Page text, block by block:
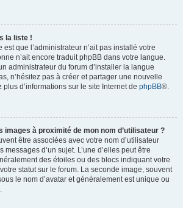
la liste !
que l’administrateur n’ait pas installé votre
n’ait encore traduit phpBB dans votre langue.
administrateur du forum d’installer la langue
n’hésitez pas à créer et partager une nouvelle
d’informations sur le site Internet de phpBB®.
images à proximité de mon nom d’utilisateur ?
être associées avec votre nom d’utilisateur
messages d’un sujet. L’une d’elles peut être
des étoiles ou des blocs indiquant votre
statut sur le forum. La seconde image, souvent
le nom d’avatar et généralement est unique ou